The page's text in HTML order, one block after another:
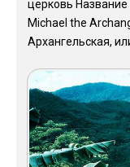
церковь
Michael the
Архангельская,